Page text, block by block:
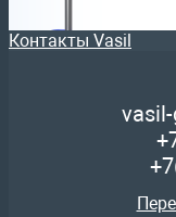
ARMS047 Детский
Контакты Vasil